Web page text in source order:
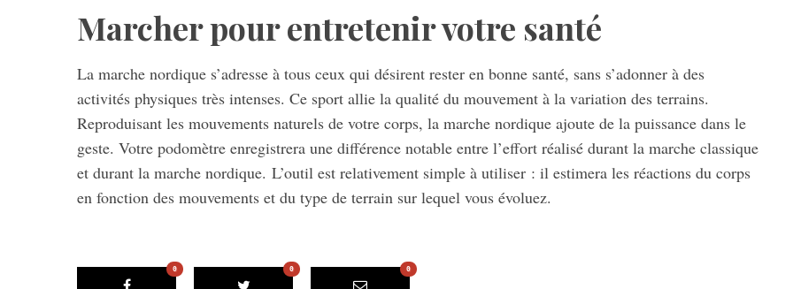
Marcher pour entretenir votre santé
La marche nordique s’adresse à tous ceux qui désirent rester en bonne santé, sans s’adonner à des
activités physiques très intenses. Ce sport allie la qualité du mouvement à la variation des terrains.
Reproduisant les mouvements naturels de votre corps, la marche nordique ajoute de la puissance dans le
geste. Votre podomètre enregistrera une différence notable entre l’effort réalisé durant la marche classique
et durant la marche nordique. L’outil est relativement simple à utiliser : il estimera les réactions du corps
en fonction des mouvements et du type de terrain sur lequel vous évoluez.
0 0 0